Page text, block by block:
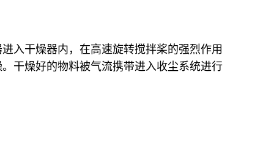
入干燥器内，在高速旋转搅拌桨的强烈作用
干燥好的物料被气流携带进入收尘系统进行